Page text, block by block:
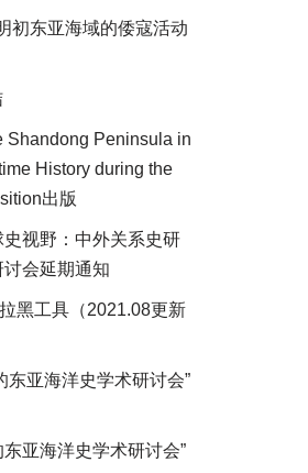
初东亚海域的倭寇活动
Shandong Peninsula in
History during the
出版
史视野：中外关系史研
讨会延期通知
黑工具（2021.08更新
东亚海洋史学术研讨会”
亚海洋史学术研讨会”